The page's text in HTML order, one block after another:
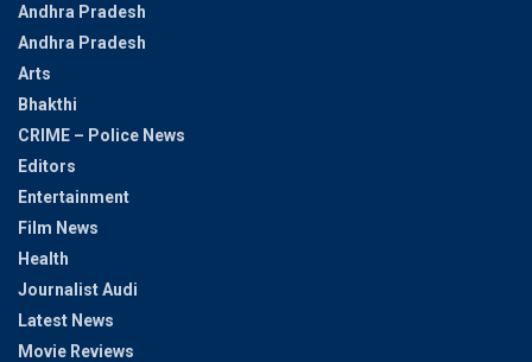
Andhra Pradesh
Andhra Pradesh
Arts
Bhakthi
CRIME – Police News
Editors
Entertainment
Film News
Health
Journalist Audi
Latest News
Movie Reviews